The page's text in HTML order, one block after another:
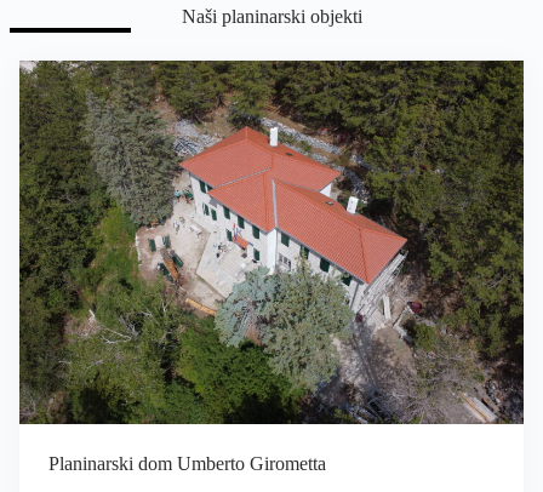
Naši planinarski objekti
Planinarski dom Umberto Girometta